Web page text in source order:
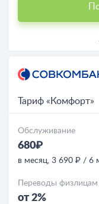
Тариф «Комфорт»
Обслуживание
680₽
в месяц, 3 690 ₽ / 6
Переводы физлицам
от 2%